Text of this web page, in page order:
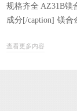
规格齐全 AZ31B镁
成分[/caption] 镁合
查看更多内容